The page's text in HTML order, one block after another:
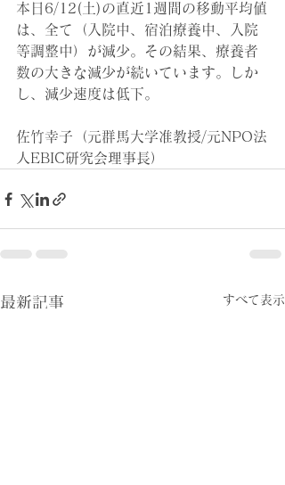
本日6/12(土)の直近1週間の移動平均値
は、全て（入院中、宿泊療養中、入院
等調整中）が減少。その結果、療養者
数の大きな減少が続いています。しか
し、減少速度は低下。
佐竹幸子（元群馬大学准教授/元NPO法
人EBIC研究会理事長）
最新記事 すべて表示